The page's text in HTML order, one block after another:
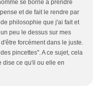
se borne à prendre
et de fait le rendre par
philosophie que j'ai fait et
peu le dessus sur mes
forcément dans le juste.
pincettes". A ce sujet, cela
dise ce qu'il ou elle en